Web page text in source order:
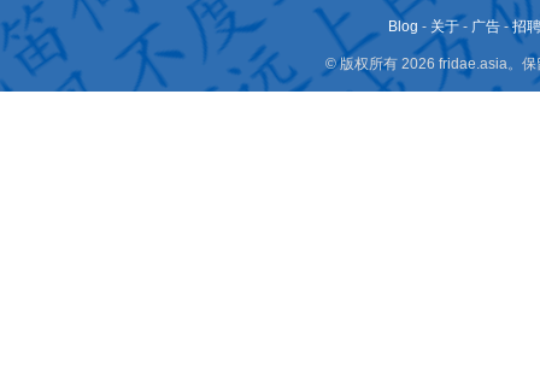
Blog - 关于 - 广告 -招
© 版权所有 2026 fridae.asia。